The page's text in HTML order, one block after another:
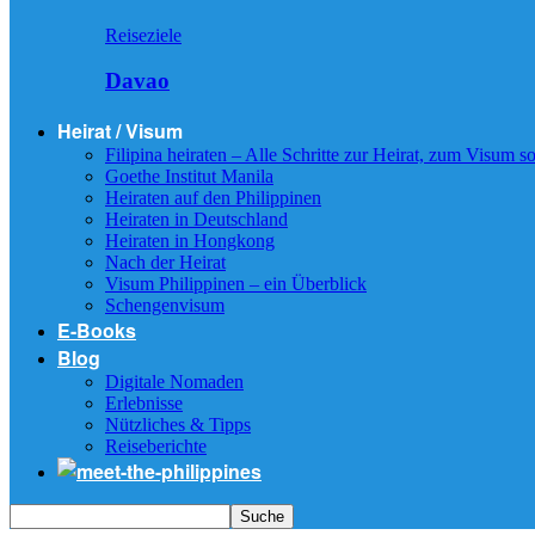
Reiseziele
Davao
Heirat / Visum
Filipina heiraten – Alle Schritte zur Heirat, zum Visum
Goethe Institut Manila
Heiraten auf den Philippinen
Heiraten in Deutschland
Heiraten in Hongkong
Nach der Heirat
Visum Philippinen – ein Überblick
Schengenvisum
E-Books
Blog
Digitale Nomaden
Erlebnisse
Nützliches & Tipps
Reiseberichte